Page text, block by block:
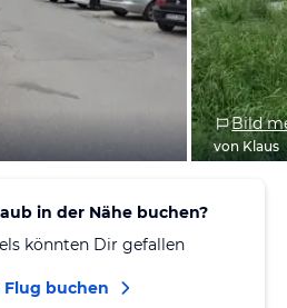
Bild
von Klaus
in der Nähe buchen?
könnten Dir gefallen
Flug buchen